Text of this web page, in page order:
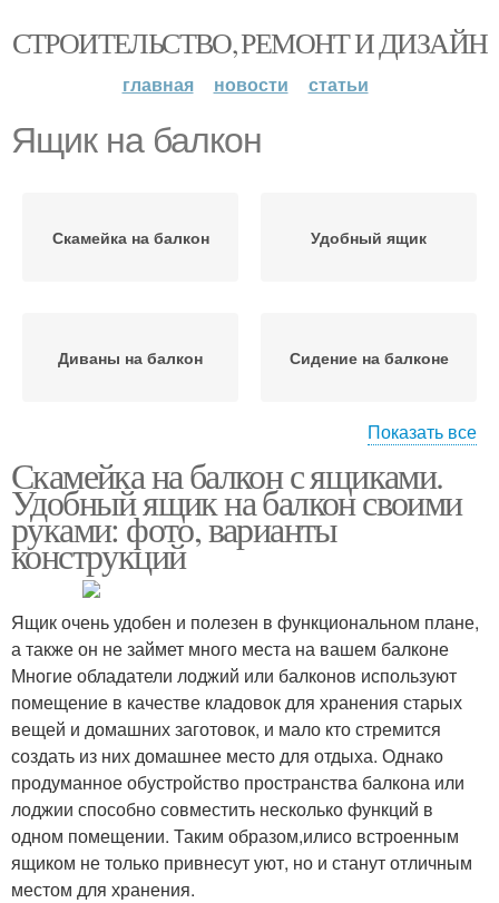
СТРОИТЕЛЬСТВО, РЕМОНТ И ДИЗАЙН
главная новости статьи
Ящик на балкон
Скамейка на балкон Удобный ящик
Диваны на балкон Сидение на балконе
Скамейка с ящиком Скамьи с ящиком
Сундук на балкон
Сидушка на балкон Диван на балкон
Скамейка на балконе Руки на балкон
Показать все
Скамейка на балкон с ящиками.
Удобный ящик на балкон своими
руками: фото, варианты
конструкций
Ящик очень удобен и полезен в функциональном плане,
а также он не займет много места на вашем балконе
Многие обладатели лоджий или балконов используют
помещение в качестве кладовок для хранения старых
вещей и домашних заготовок, и мало кто стремится
создать из них домашнее место для отдыха. Однако
продуманное обустройство пространства балкона или
лоджии способно совместить несколько функций в
одном помещении. Таким образом,илисо встроенным
ящиком не только привнесут уют, но и станут отличным
местом для хранения.